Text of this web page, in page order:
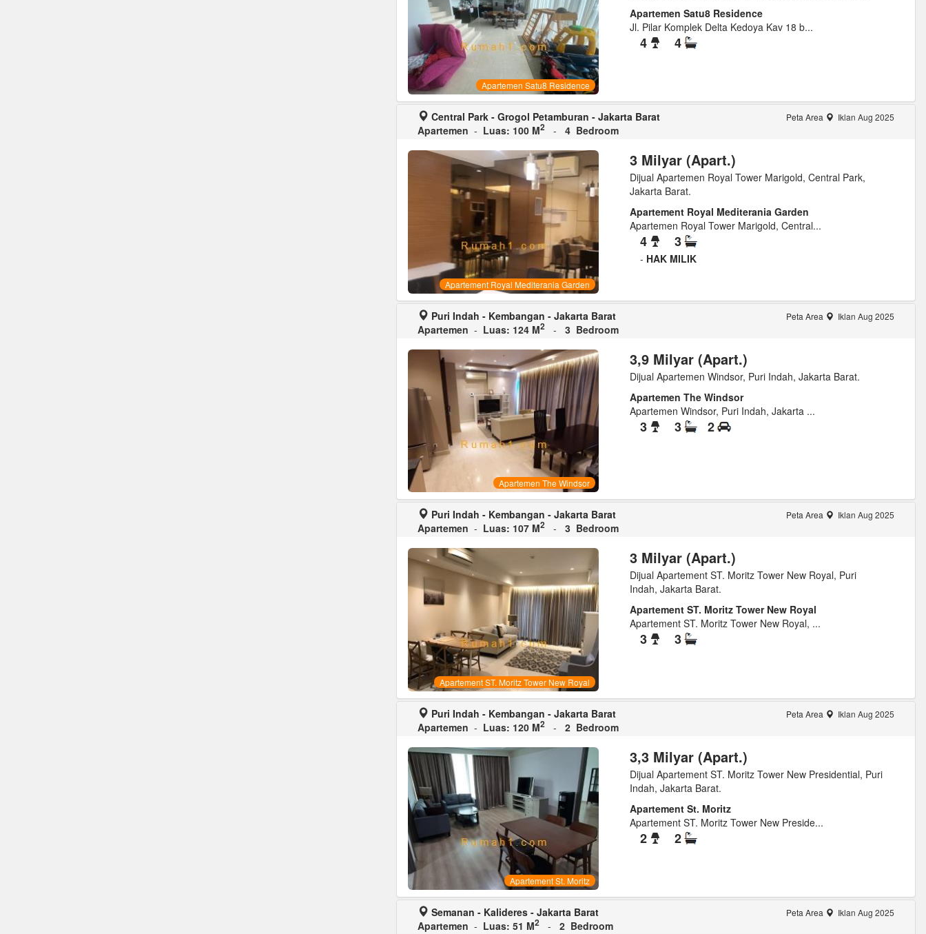
Apartemen Satu8 Residence
Apartemen Satu8 Residence
Jl. Pilar Komplek Delta Kedoya Kav 18 b...
4 4
Central Park - Grogol Petamburan - Jakarta Barat
Apartemen - Luas: 100 M2 - 4 Bedroom
Peta Area Iklan Aug 2025
Apartement Royal Mediterania Garden
3 Milyar (Apart.)
Dijual Apartemen Royal Tower Marigold, Central Park,
Jakarta Barat.
Apartement Royal Mediterania Garden
Apartemen Royal Tower Marigold, Central...
4 3
- HAK MILIK
Puri Indah - Kembangan - Jakarta Barat
Apartemen - Luas: 124 M2 - 3 Bedroom
Peta Area Iklan Aug 2025
Apartemen The Windsor
3,9 Milyar (Apart.)
Dijual Apartemen Windsor, Puri Indah, Jakarta Barat.
Apartemen The Windsor
Apartemen Windsor, Puri Indah, Jakarta ...
3 3 2
Puri Indah - Kembangan - Jakarta Barat
Apartemen - Luas: 107 M2 - 3 Bedroom
Peta Area Iklan Aug 2025
Apartement ST. Moritz Tower New Royal
3 Milyar (Apart.)
Dijual Apartement ST. Moritz Tower New Royal, Puri
Indah, Jakarta Barat.
Apartement ST. Moritz Tower New Royal
Apartement ST. Moritz Tower New Royal, ...
3 3
Puri Indah - Kembangan - Jakarta Barat
Apartemen - Luas: 120 M2 - 2 Bedroom
Peta Area Iklan Aug 2025
Apartement St. Moritz
3,3 Milyar (Apart.)
Dijual Apartement ST. Moritz Tower New Presidential, Puri
Indah, Jakarta Barat.
Apartement St. Moritz
Apartement ST. Moritz Tower New Preside...
2 2
Semanan - Kalideres - Jakarta Barat
Apartemen - Luas: 51 M2 - 2 Bedroom
Peta Area Iklan Aug 2025